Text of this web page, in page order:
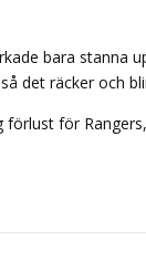
bara stanna
det räcker och
förlust för